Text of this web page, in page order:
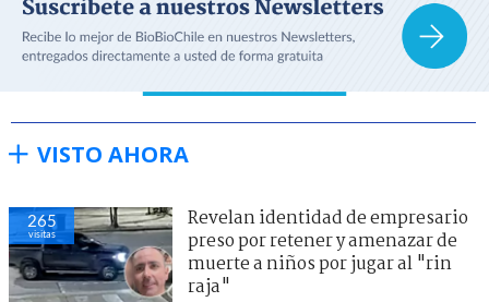
VISTO AHORA
265
visitas
Revelan identidad de empresario
preso por retener y amenazar de
muerte a niños por jugar al "rin
raja"